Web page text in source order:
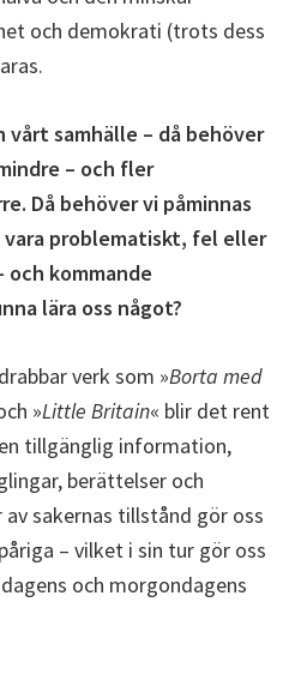
och demokrati (trots dess
samhälle – då behöver
– och fler
Då behöver vi påminnas
vara problematiskt, fel eller
och kommande
lära oss något?
verk som »Borta med
»Little Britain« blir det rent
tillgänglig information,
berättelser och
sakernas tillstånd gör oss
– vilket i sin tur gör oss
och morgondagens